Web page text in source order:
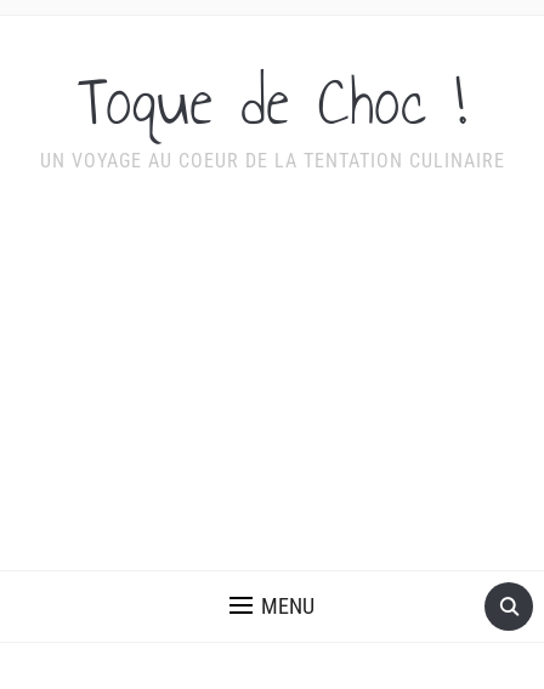
Toque de Choc !
UN VOYAGE AU COEUR DE LA TENTATION CULINAIRE
MENU